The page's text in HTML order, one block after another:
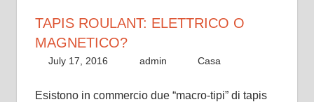
TAPIS ROULANT: ELETTRICO O
MAGNETICO?
July 17, 2016 admin Casa
Esistono in commercio due “macro-tipi” di tapis